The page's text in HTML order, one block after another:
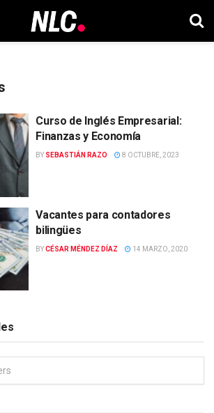
Curso de Inglés Empresarial:
Finanzas y Economía
BY SEBASTIÁN RAZO 8 OCTUBRE, 2023
Vacantes para contadores
bilingües
BYCÉSAR MÉNDEZ DÍAZ 14 MARZO, 2020